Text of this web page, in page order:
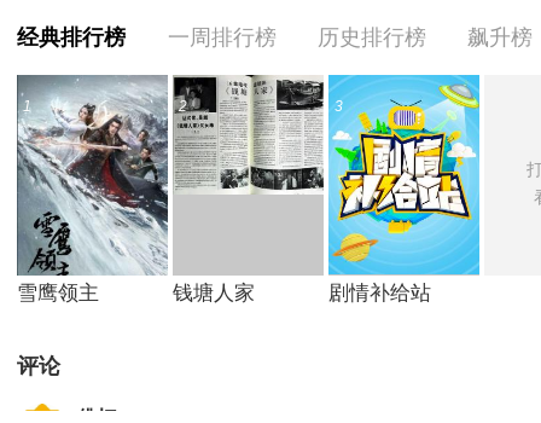
经典排行榜 一周排行榜 历史排行榜 飙升榜
雪鹰领主
1
钱塘人家
2
剧情补给站
3
评论